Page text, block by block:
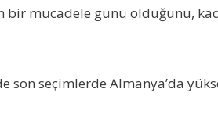
bir mücadele günü olduğunu,
seçimlerde Almanya’da